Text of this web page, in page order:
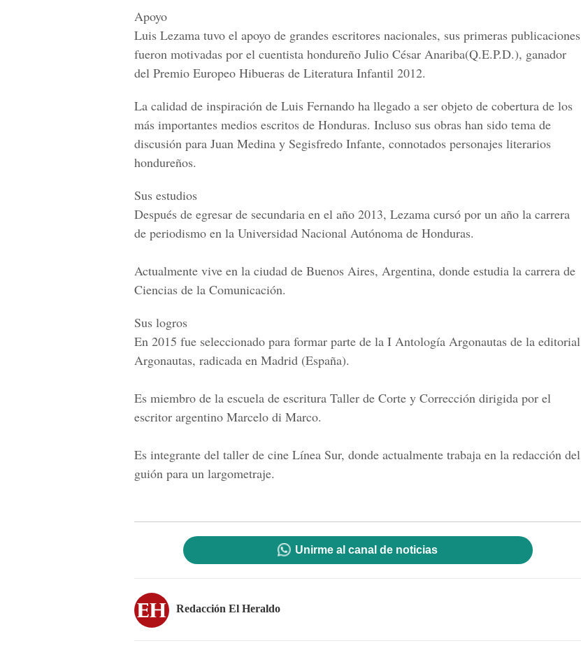
Apoyo
Luis Lezama tuvo el apoyo de grandes escritores nacionales, sus primeras publicaciones
fueron motivadas por el cuentista hondureño Julio César Anariba(Q.E.P.D.), ganador
del Premio Europeo Hibueras de Literatura Infantil 2012.
La calidad de inspiración de Luis Fernando ha llegado a ser objeto de cobertura de los
más importantes medios escritos de Honduras. Incluso sus obras han sido tema de
discusión para Juan Medina y Segisfredo Infante, connotados personajes literarios
hondureños.
Sus estudios
Después de egresar de secundaria en el año 2013, Lezama cursó por un año la carrera
de periodismo en la Universidad Nacional Autónoma de Honduras.
Actualmente vive en la ciudad de Buenos Aires, Argentina, donde estudia la carrera de
Ciencias de la Comunicación.
Sus logros
En 2015 fue seleccionado para formar parte de la I Antología Argonautas de la editorial
Argonautas, radicada en Madrid (España).
Es miembro de la escuela de escritura Taller de Corte y Corrección dirigida por el
escritor argentino Marcelo di Marco.
Es integrante del taller de cine Línea Sur, donde actualmente trabaja en la redacción del
guión para un largometraje.
Unirme al canal de noticias
Redacción El Heraldo